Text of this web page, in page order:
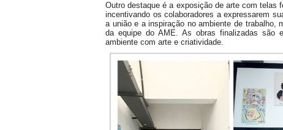
Outro destaque é a exposição de arte com telas
incentivando os colaboradores a expressarem
a união e a inspiração no ambiente de trabalho,
da equipe do AME. As obras finalizadas são
ambiente com arte e criatividade.